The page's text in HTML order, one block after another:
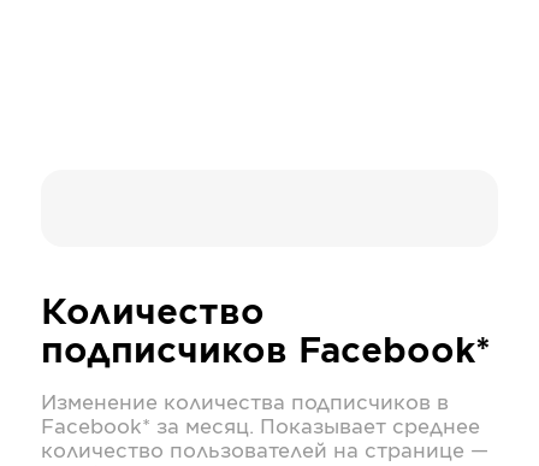
Количество
подписчиков Facebook*
Изменение количества подписчиков в
Facebook* за месяц. Показывает среднее
количество пользователей на странице —